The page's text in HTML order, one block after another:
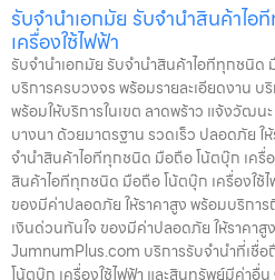
รับจำนำเอกมัย รับจำนำสินค้าไ
เครื่องใช้ไฟฟ้า
รับจำนำเอกมัย รับจำนำสินค้าไอทีทุกชนิด
บริการครบวงจร พร้อมรายละเอียดงาน
พร้อมให้บริการในเขต ลาดพร้าว แจ้งวัฒน
บางนา ด้วยมาตรฐาน รวดเร็ว ปลอดภัย ใ
จำนำสินค้าไอทีทุกชนิด มือถือ โน้ตบุ๊ก เครื่
สินค้าไอทีทุกชนิด มือถือ โน้ตบุ๊ก เครื่องใช้
ของมีค่าปลอดภัย ให้ราคาสูง พร้อมบริกา
เงินด่วนทันใจ ของมีค่าปลอดภัย ให้ราคา
JumnumPlus.com บริการรับจำนำที่เชื่
โน้ตบุ๊ก เครื่องใช้ไฟฟ้า และสินทรัพย์มีค่าอื่